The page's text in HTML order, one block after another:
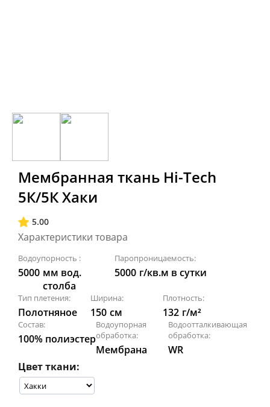
Мембранная ткань Hi-Tech
5К/5К Хаки
5.00
Характеристики товара
Водоупорность :
5000 мм вод.
столба
Паропроницаемость:
5000 г/кв.м в сутки
Тип плетения:
Полотняное
Ширина:
150 см
Плотность:
132 г/м²
Состав:
100% полиэстер
Водоупорная
обработка:
Мембрана
Водоотталкивающая
обработка:
WR
Цвет ткани: